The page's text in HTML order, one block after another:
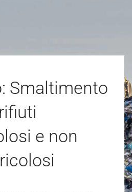
Smaltimento
rifiuti
e non